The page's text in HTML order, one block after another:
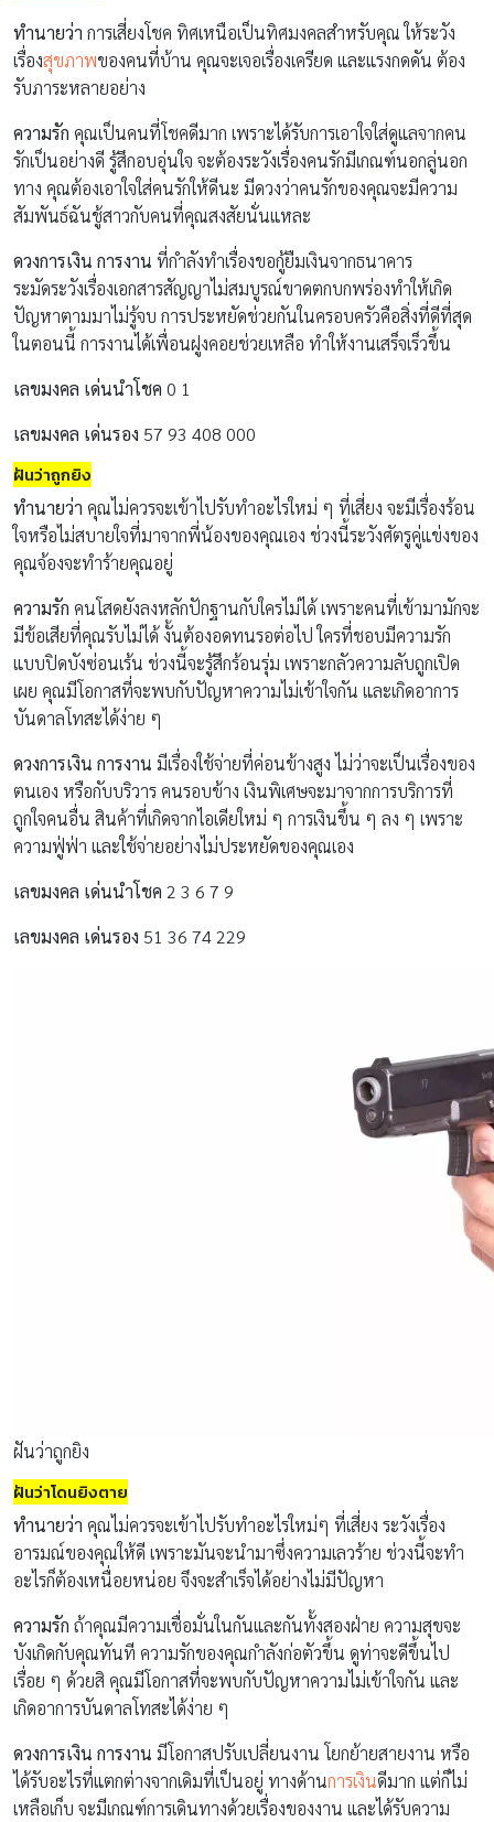
ทำนายว่า การเสี่ยงโชค ทิศเหนือเป็นทิศมงคลสำหรับคุณ ให้ระวัง
เรื่องสุขภาพของคนที่บ้าน คุณจะเจอเรื่องเครียด และแรงกดดัน ต้อง
รับภาระหลายอย่าง
ความรัก คุณเป็นคนที่โชคดีมาก เพราะได้รับการเอาใจใส่ดูแลจากคน
รักเป็นอย่างดี รู้สึกอบอุ่นใจ จะต้องระวังเรื่องคนรักมีเกณฑ์นอกลู่นอก
ทาง คุณต้องเอาใจใส่คนรักให้ดีนะ มีดวงว่าคนรักของคุณจะมีความ
สัมพันธ์ฉันชู้สาวกับคนที่คุณสงสัยนั่นแหละ
ดวงการเงิน การงาน ที่กำลังทำเรื่องขอกู้ยืมเงินจากธนาคาร
ระมัดระวังเรื่องเอกสารสัญญาไม่สมบูรณ์ขาดตกบกพร่องทำให้เกิด
ปัญหาตามมาไม่รู้จบ การประหยัดช่วยกันในครอบครัวคือสิ่งที่ดีที่สุด
ในตอนนี้ การงานได้เพื่อนฝูงคอยช่วยเหลือ ทำให้งานเสร็จเร็วขึ้น
เลขมงคล เด่นนำโชค 0 1
เลขมงคล เด่นรอง 57 93 408 000
ฝันว่าถูกยิง
ทำนายว่า คุณไม่ควรจะเข้าไปรับทำอะไรใหม่ ๆ ที่เสี่ยง จะมีเรื่องร้อน
ใจหรือไม่สบายใจที่มาจากพี่น้องของคุณเอง ช่วงนี้ระวังศัตรูคู่แข่งของ
คุณจ้องจะทำร้ายคุณอยู่
ความรัก คนโสดยังลงหลักปักฐานกับใครไม่ได้ เพราะคนที่เข้ามามักจะ
มีข้อเสียที่คุณรับไม่ได้ งั้นต้องอดทนรอต่อไป ใครที่ชอบมีความรัก
แบบปิดบังซ่อนเร้น ช่วงนี้จะรู้สึกร้อนรุ่ม เพราะกลัวความลับถูกเปิด
เผย คุณมีโอกาสที่จะพบกับปัญหาความไม่เข้าใจกัน และเกิดอาการ
บันดาลโทสะได้ง่าย ๆ
ดวงการเงิน การงาน มีเรื่องใช้จ่ายที่ค่อนข้างสูง ไม่ว่าจะเป็นเรื่องของ
ตนเอง หรือกับบริวาร คนรอบข้าง เงินพิเศษจะมาจากการบริการที่
ถูกใจคนอื่น สินค้าที่เกิดจากไอเดียใหม่ ๆ การเงินขึ้น ๆ ลง ๆ เพราะ
ความฟู่ฟ่า และใช้จ่ายอย่างไม่ประหยัดของคุณเอง
เลขมงคล เด่นนำโชค 2 3 6 7 9
เลขมงคล เด่นรอง 51 36 74 229
ฝันว่าถูกยิง
ฝันว่าโดนยิงตาย
ทำนายว่า คุณไม่ควรจะเข้าไปรับทำอะไรใหม่ๆ ที่เสี่ยง ระวังเรื่อง
อารมณ์ของคุณให้ดี เพราะมันจะนำมาซึ่งความเลวร้าย ช่วงนี้จะทำ
อะไรก็ต้องเหนื่อยหน่อย จึงจะสำเร็จได้อย่างไม่มีปัญหา
ความรัก ถ้าคุณมีความเชื่อมั่นในกันและกันทั้งสองฝ่าย ความสุขจะ
บังเกิดกับคุณทันที ความรักของคุณกำลังก่อตัวขึ้น ดูท่าจะดีขึ้นไป
เรื่อย ๆ ด้วยสิ คุณมีโอกาสที่จะพบกับปัญหาความไม่เข้าใจกัน และ
เกิดอาการบันดาลโทสะได้ง่าย ๆ
ดวงการเงิน การงาน มีโอกาสปรับเปลี่ยนงาน โยกย้ายสายงาน หรือ
ได้รับอะไรที่แตกต่างจากเดิมที่เป็นอยู่ ทางด้านการเงินดีมาก แต่ก็ไม่
เหลือเก็บ จะมีเกณฑ์การเดินทางด้วยเรื่องของงาน และได้รับความ